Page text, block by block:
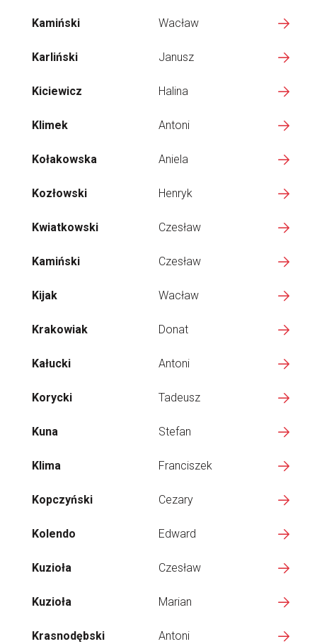
Kamiński Wacław
Karliński Janusz
Kiciewicz Halina
Klimek Antoni
Kołakowska Aniela
Kozłowski Henryk
Kwiatkowski Czesław
Kamiński Czesław
Kijak Wacław
Krakowiak Donat
Kałucki Antoni
Korycki Tadeusz
Kuna Stefan
Klima Franciszek
Kopczyński Cezary
Kolendo Edward
Kuzioła Czesław
Kuzioła Marian
Krasnodębski Antoni